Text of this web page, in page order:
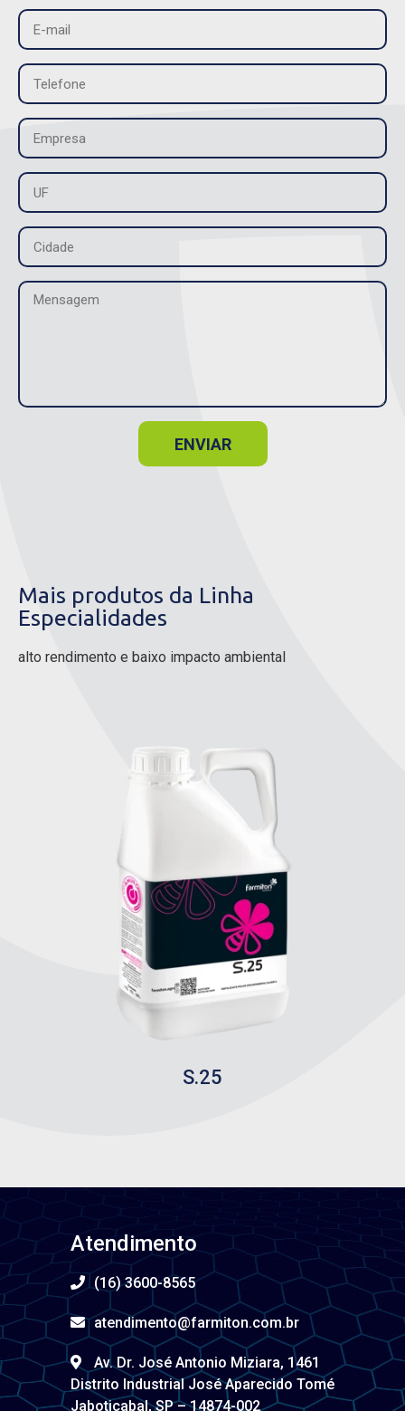
ENVIAR
Mais produtos da Linha
Especialidades
alto rendimento e baixo impacto ambiental
S.25
Atendimento
(16) 3600-8565
atendimento@farmiton.com.br
Av. Dr. José Antonio Miziara, 1461
Distrito Industrial José Aparecido Tomé
Jaboticabal, SP – 14874-002